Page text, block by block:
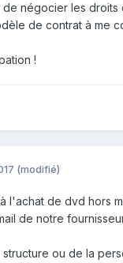
négocier les
de contrat à me
!
(modifié)
l'achat de dvd hors
de notre
structure ou de la